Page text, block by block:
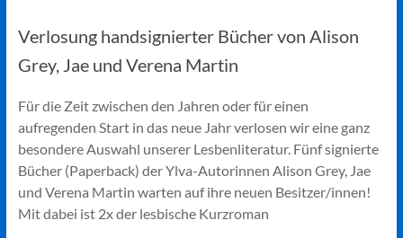
Verlosung handsignierter Bücher von Alison
Grey, Jae und Verena Martin
Für die Zeit zwischen den Jahren oder für einen
aufregenden Start in das neue Jahr verlosen wir eine ganz
besondere Auswahl unserer Lesbenliteratur. Fünf signierte
Bücher (Paperback) der Ylva-Autorinnen Alison Grey, Jae
und Verena Martin warten auf ihre neuen Besitzer/innen!
Mit dabei ist 2x der lesbische Kurzroman